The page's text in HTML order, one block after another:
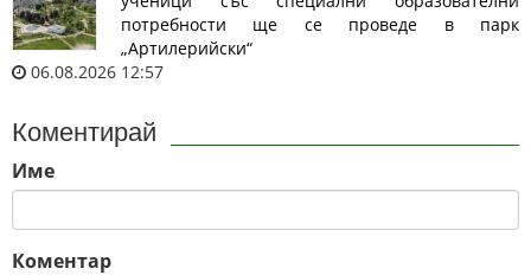
потребности ще се проведе в парк
„Артилерийски“
06.08.2026 12:57
Коментирай
Име
Коментар